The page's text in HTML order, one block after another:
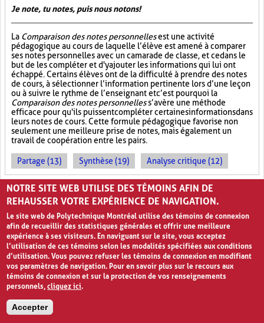
Je note, tu notes, puis nous notons!
La Comparaison des notes personnellesest une activité
pédagogique au cours de laquelle l’élève est amené à comparer
ses notes personnelles avec un camarade de classe, et ce dans le
but de les compléter et d'y ajouter les informations qui lui ont
échappé. Certains élèves ont de la difficulté à prendre des notes
de cours, à sélectionner l’information pertinente lors d’une leçon
ou à suivre le rythme de l’enseignant et c’est pourquoi la
Comparaison des notes personnelless’avère une méthode
efficace pour qu'ils puissent compléter certaines informations dans
leurs notes de cours. Cette formule pédagogique favorise non
seulement une meilleure prise de notes, mais également un
travail de coopération entre les pairs.
Partage (13) Synthèse (19) Analyse critique (12)
PHILLIPS 6.6
NOTRE SITE WEB UTILISE DES TÉMOINS AFIN DE
REHAUSSER VOTRE EXPÉRIENCE DE NAVIGATION.
Le site web de Polytechnique Montréal utilise des témoins de connexion
afin de recueillir des statistiques générales et offrir une meilleure
expérience à ses visiteurs. En naviguant sur le site, vous acceptez
l’utilisation de ces témoins selon les modalités spécifiées aux conditions
d’utilisation. Vous pouvez refuser les témoins de connexion en modifiant
vos paramètres de navigation. Pour en savoir plus sur le recours aux
témoins de connexion et sur la protection de vos renseignements
personnels,cliquez ici.
Accepter